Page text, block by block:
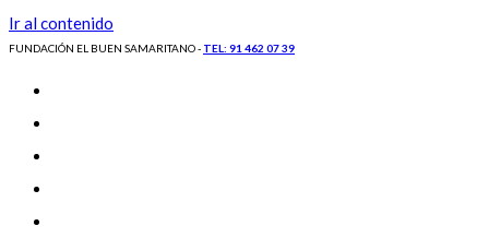
Ir al contenido
FUNDACIÓN EL BUEN SAMARITANO - TEL: 91 462 07 39